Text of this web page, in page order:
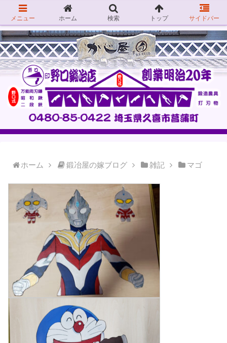
ホーム 鍛冶屋の嫁ブログ 雑記 マゴ
メニュー ホーム 検索 トップ サイドバー